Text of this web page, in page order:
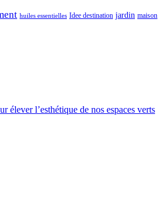
huiles essentielles Idee destination jardin maison
élever l’esthétique de nos espaces verts